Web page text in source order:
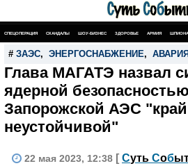
СПЕЦОПЕРАЦИЯ СКАНДАЛЫ ШОУ-БИЗНЕС ЗДОРОВЬЕ АРМИЯ
# ЗАЭС, ЭНЕРГОСНАБЖЕНИЕ, АВАРИЯ
Глава МАГАТЭ назвал
ядерной
Запорожской АЭС
неустойчивой"
22 мая 2023, 12:38 [ Суть Соб